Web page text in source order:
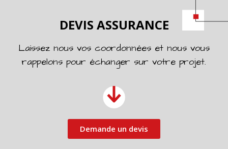
Je monte mon dossier
DEVIS ASSURANCE
Laissez nous vos coordonnées et nous vous
rappelons pour échanger sur votre projet.
Demande un devis